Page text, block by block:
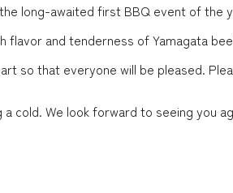
long-awaited first BBQ event of
and tenderness of Yamagata
so that everyone will be pleased.
cold. We look forward to seeing you